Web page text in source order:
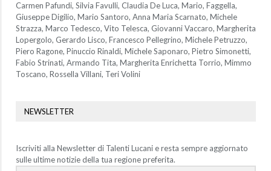
Carmen Pafundi, Silvia Favulli, Claudia De Luca, Mario, Faggella,
Giuseppe Digilio, Mario Santoro, Anna Maria Scarnato, Michele
Strazza, Marco Tedesco, Vito Telesca, Giovanni Vaccaro, Margherita
Lopergolo, Gerardo Lisco, Francesco Pellegrino, Michele Petruzzo,
Piero Ragone, Pinuccio Rinaldi, Michele Saponaro, Pietro Simonetti,
Fabio Strinati, Armando Tita, Margherita Enrichetta Torrio, Mimmo
Toscano, Rossella Villani, Teri Volini
NEWSLETTER
Iscriviti alla Newsletter di Talenti Lucani e resta sempre aggiornato
sulle ultime notizie della tua regione preferita.